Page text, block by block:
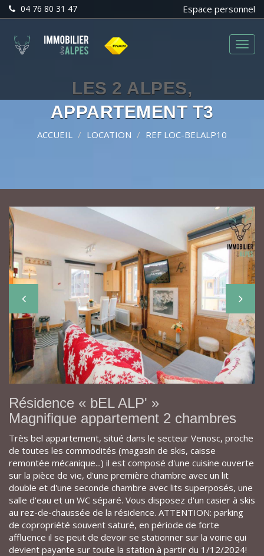
04 76 80 31 47 Espace personnel
Menu
LES 2 ALPES,
APPARTEMENT T3
ACCUEIL LOCATION REF LOC-BELALP10
Résidence « bEL ALP' »
Magnifique appartement 2 chambres
Très bel appartement, situé dans le secteur Venosc, proche
de toutes les commodités (magasin de skis, caisse
remontée mécanique...) il est composé d'une cuisine ouverte
sur la pièce de vie, d'une première chambre avec un lit
double et d'une seconde chambre avec lits superposés, une
salle d'eau et un WC séparé. Vous disposez d'un casier à skis
au rez-de-chaussée de la résidence. ATTENTION: parking
de copropriété souvent saturé, en période de forte
affluence il se peut de devoir se stationner sur la voirie qui
devient payante sur toute la station à partir du 1/12/2024!